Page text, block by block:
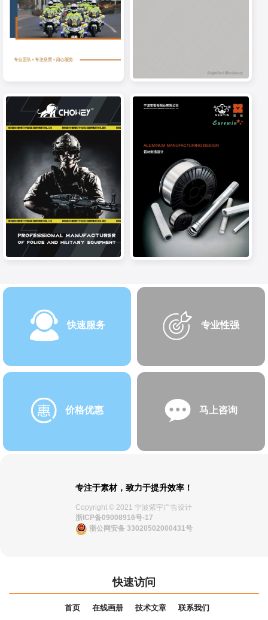
快速服务 专业性强
价格优惠 马上咨询
专注于素材，致力于提升效率！
Copyright © 2021 宁波紫宇广告设计
浙ICP备09008916号-17
浙公网安备 33020502000431号
快速访问
首页 在线画册 技术文章 联系我们